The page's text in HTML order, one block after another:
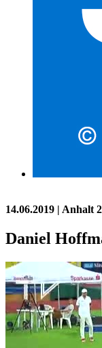
14.06.2019 | Anhalt
Daniel